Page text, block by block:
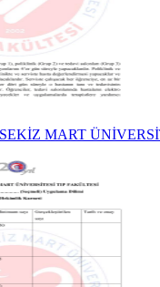
MART